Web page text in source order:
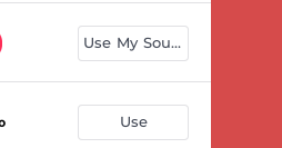
Use My Sound
Use